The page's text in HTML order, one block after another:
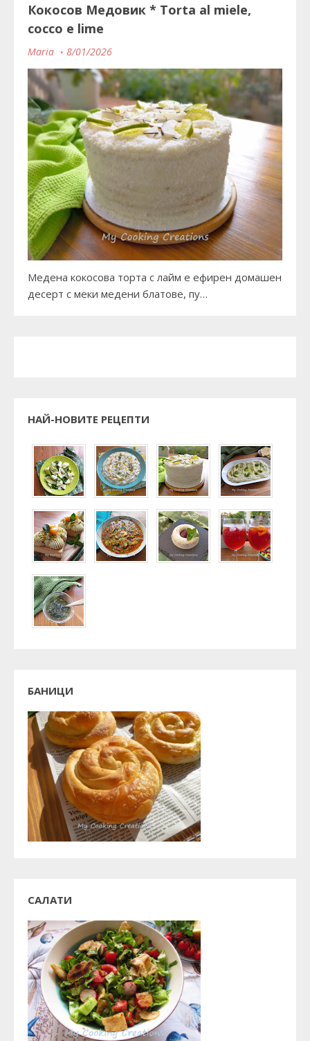
Кокосов Медовик * Torta al miele,
cocco e lime
Maria 8/01/2026
Медена кокосова торта с лайм е ефирен домашен
десерт с меки медени блатове, пу…
НАЙ-НОВИТЕ РЕЦЕПТИ
БАНИЦИ
САЛАТИ